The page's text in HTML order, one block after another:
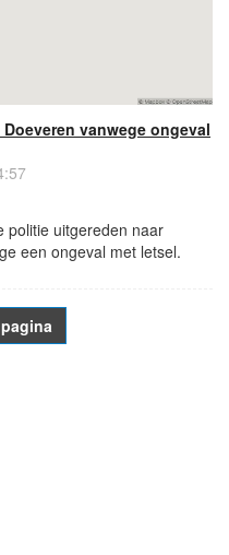
vanwege ongeval
politie uitgereden naar
een ongeval met letsel.